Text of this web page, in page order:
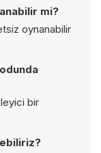
mi?
oynanabilir
bir